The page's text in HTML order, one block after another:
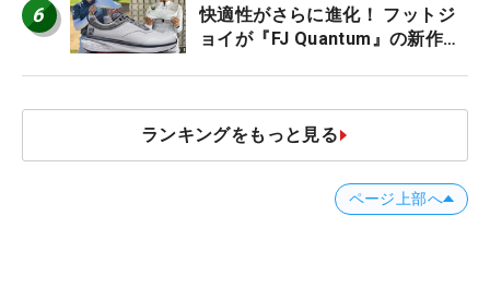
6
快適性がさらに進化！ フットジ
ョイが『FJ Quantum』の新作を
ランキングをもっと見る
ページ上部へ